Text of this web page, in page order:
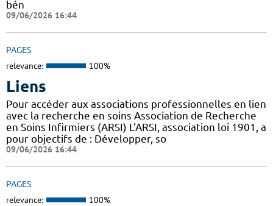
bén
09/06/2026 16:44
PAGES
relevance: 100%
Liens
Pour accéder aux associations professionnelles en lien
avec la recherche en soins Association de Recherche
en Soins Infirmiers (ARSI) L'ARSI, association loi 1901, a
pour objectifs de : Développer, so
09/06/2026 16:44
PAGES
relevance: 100%